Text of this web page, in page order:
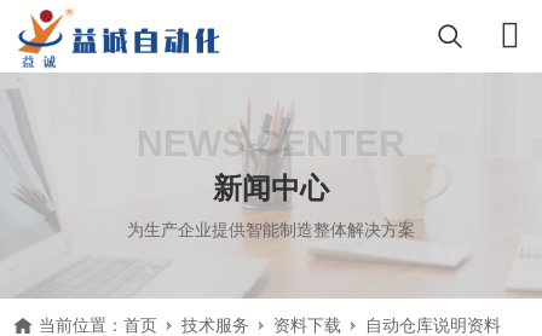
NEWS CENTER
新闻中心
为生产企业提供智能制造整体解决方案
当前位置：首页 技术服务 资料下载 自动仓库说明资料